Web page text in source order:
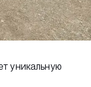
уникальную